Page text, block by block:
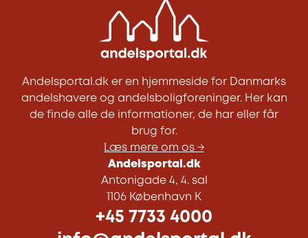
Andelsportal.dk er en hjemmeside for Danmarks
andelshavere og andelsboligforeninger. Her kan
de finde alle de informationer, de har eller får
brug for.
Læs mere om os →
Andelsportal.dk
Antonigade 4, 4. sal
1106 København K
+45 7733 4000